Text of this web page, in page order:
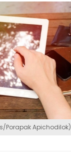
Porapak Apichodilok)